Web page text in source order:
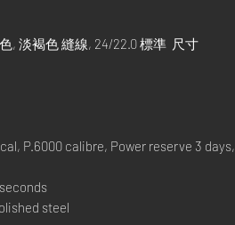
, 淡褐色 縫線, 24/22.0 標準 尺寸
P.6000 calibre, Power reserve 3 days,
steel